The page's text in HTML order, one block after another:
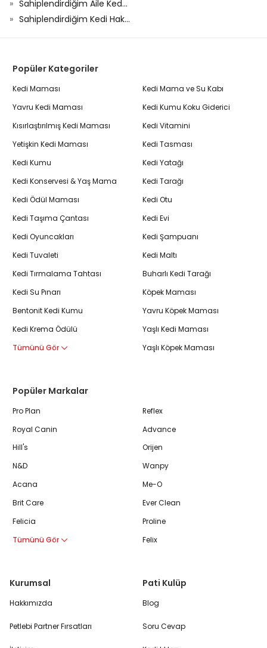
Sahiplendirdiğim Aile Ked...
Sahiplendirdiğim Kedi Hak...
Popüler Kategoriler
Kedi Maması
Yavru Kedi Maması
Kısırlaştırılmış Kedi Maması
Yetişkin Kedi Maması
Kedi Kumu
Kedi Konservesi & Yaş Mama
Kedi Ödül Maması
Kedi Taşıma Çantası
Kedi Oyuncakları
Kedi Tuvaleti
Kedi Tırmalama Tahtası
Kedi Su Pınarı
Bentonit Kedi Kumu
Kedi Krema Ödülü
Tümünü Gör
Kedi Mama ve Su Kabı
Kedi Kumu Koku Giderici
Kedi Vitamini
Kedi Tasması
Kedi Yatağı
Kedi Tarağı
Kedi Otu
Kedi Evi
Kedi Şampuanı
Kedi Maltı
Buharlı Kedi Tarağı
Köpek Maması
Yavru Köpek Maması
Yaşlı Kedi Maması
Yaşlı Köpek Maması
Popüler Markalar
Pro Plan
Royal Canin
Hill's
N&D
Acana
Brit Care
Felicia
Tümünü Gör
Reflex
Advance
Orijen
Wanpy
Me-O
Ever Clean
Proline
Felix
Kurumsal
Hakkımızda
Petlebi Partner Fırsatları
Pati Kulüp
Blog
Soru Cevap